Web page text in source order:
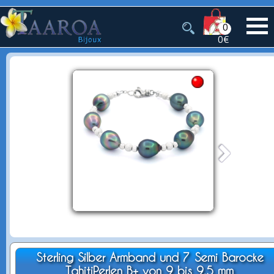
0
0€
Sterling Silber Armband und 7 Semi Barocke
TahitiPerlen B+ von 9 bis 9.5 mm